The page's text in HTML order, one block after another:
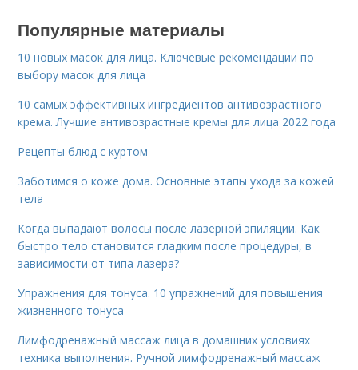
Популярные материалы
10 новых масок для лица. Ключевые рекомендации по
выбору масок для лица
10 самых эффективных ингредиентов антивозрастного
крема. Лучшие антивозрастные кремы для лица 2022 года
Рецепты блюд с куртом
Заботимся о коже дома. Основные этапы ухода за кожей
тела
Когда выпадают волосы после лазерной эпиляции. Как
быстро тело становится гладким после процедуры, в
зависимости от типа лазера?
Упражнения для тонуса. 10 упражнений для повышения
жизненного тонуса
Лимфодренажный массаж лица в домашних условиях
техника выполнения. Ручной лимфодренажный массаж